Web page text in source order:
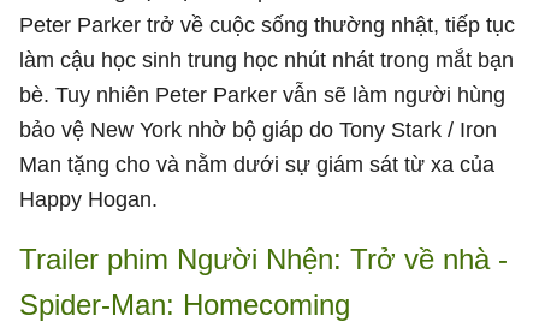
Peter Parker trở về cuộc sống thường nhật, tiếp tục
làm cậu học sinh trung học nhút nhát trong mắt bạn
bè. Tuy nhiên Peter Parker vẫn sẽ làm người hùng
bảo vệ New York nhờ bộ giáp do Tony Stark / Iron
Man tặng cho và nằm dưới sự giám sát từ xa của
Happy Hogan.
Trailer phim Người Nhện: Trở về nhà -
Spider-Man: Homecoming